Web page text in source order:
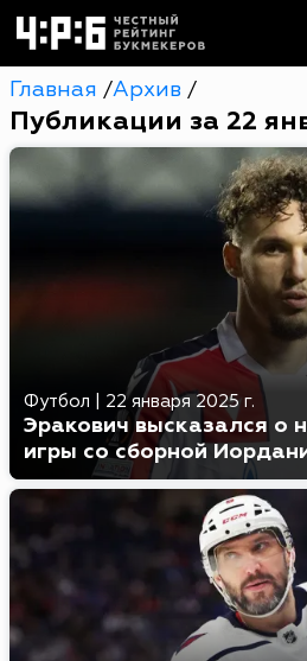
Главная /Архив /
Публикации за 22
Футбол 22 января 2025 г.
Эракович высказался о
игры со сборной